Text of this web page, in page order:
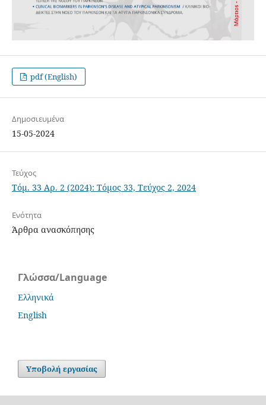
pdf (English)
Δημοσιευμένα
15-05-2024
Τεύχος
Τόμ. 33 Αρ. 2 (2024): Tόμος 33, Τεύχος 2, 2024
Ενότητα
Άρθρα ανασκόπησης
Γλώσσα/Language
Ελληνικά
English
Υποβολή εργασίας